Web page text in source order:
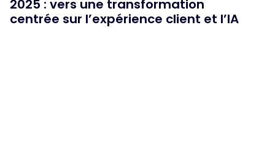
2025 : vers une transformation
centrée sur l’expérience client et l’IA